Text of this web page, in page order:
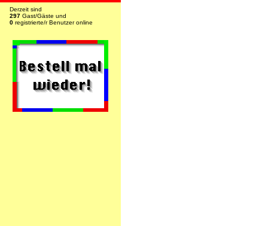
Derzeit sind
297 Gast/Gäste und
0 registrierte/r Benutzer online